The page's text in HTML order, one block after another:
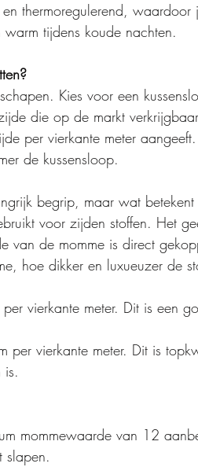
thermoregulerend, waardoor
tijdens koude nachten.
Kies voor een
die op de markt
per vierkante meter
de kussensloop.
begrip, maar wat betekent
voor zijden stoffen. Het
van de momme is direct
hoe dikker en luxueuzer de
vierkante meter. Dit is een
per vierkante meter. Dit is
is.
mommewaarde van 12
slapen.